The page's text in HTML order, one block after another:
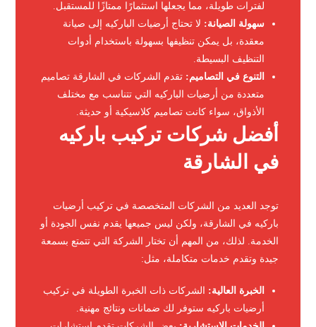
لفترات طويلة، مما يجعلها استثمارًا ممتازًا للمستقبل.
سهولة الصيانة: لا تحتاج أرضيات الباركيه إلى صيانة
معقدة، بل يمكن تنظيفها بسهولة باستخدام أدوات
التنظيف البسيطة.
التنوع في التصاميم: تقدم الشركات في الشارقة تصاميم
متعددة من أرضيات الباركيه التي تتناسب مع مختلف
الأذواق، سواء كانت تصاميم كلاسيكية أو حديثة.
أفضل شركات تركيب باركيه
في الشارقة
توجد العديد من الشركات المتخصصة في تركيب أرضيات
باركيه في الشارقة، ولكن ليس جميعها يقدم نفس الجودة أو
الخدمة. لذلك، من المهم أن تختار الشركة التي تتمتع بسمعة
جيدة وتقدم خدمات متكاملة، مثل:
الخبرة العالية: الشركات ذات الخبرة الطويلة في تركيب
أرضيات باركيه ستوفر لك ضمانات ونتائج مهنية.